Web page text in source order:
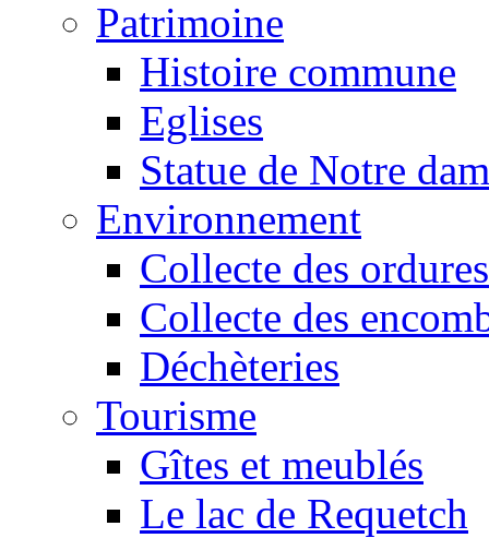
Patrimoine
Histoire commune
Eglises
Statue de Notre
Environnement
Collecte des ordures
Collecte des
Déchèteries
Tourisme
Gîtes et meublés
Le lac de Requetch